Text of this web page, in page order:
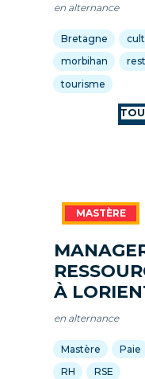
en alternance
Bretagne
morbihan
tourisme
À
en alternance
Mastère Paie
RH
RSE